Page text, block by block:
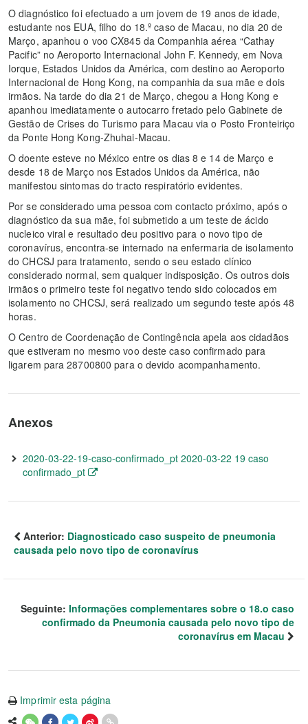
O diagnóstico foi efectuado a um jovem de 19 anos de idade,
estudante nos EUA, filho do 18.º caso de Macau, no dia 20 de
Março, apanhou o voo CX845 da Companhia aérea “Cathay
Pacific” no Aeroporto Internacional John F. Kennedy, em Nova
Iorque, Estados Unidos da América, com destino ao Aeroporto
Internacional de Hong Kong, na companhia da sua mãe e dois
irmãos. Na tarde do dia 21 de Março, chegou a Hong Kong e
apanhou imediatamente o autocarro fretado pelo Gabinete de
Gestão de Crises do Turismo para Macau via o Posto Fronteiriço
da Ponte Hong Kong-Zhuhai-Macau.
O doente esteve no México entre os dias 8 e 14 de Março e
desde 18 de Março nos Estados Unidos da América, não
manifestou sintomas do tracto respiratório evidentes.
Por se considerado uma pessoa com contacto próximo, após o
diagnóstico da sua mãe, foi submetido a um teste de ácido
nucleico viral e resultado deu positivo para o novo tipo de
coronavírus, encontra-se internado na enfermaria de isolamento
do CHCSJ para tratamento, sendo o seu estado clínico
considerado normal, sem qualquer indisposição. Os outros dois
irmãos o primeiro teste foi negativo tendo sido colocados em
isolamento no CHCSJ, será realizado um segundo teste após 48
horas.
O Centro de Coordenação de Contingência apela aos cidadãos
que estiveram no mesmo voo deste caso confirmado para
ligarem para 28700800 para o devido acompanhamento.
Anexos
2020-03-22-19-caso-confirmado_pt 2020-03-22 19 caso
confirmado_pt
Anterior: Diagnosticado caso suspeito de pneumonia
causada pelo novo tipo de coronavírus
Seguinte: Informações complementares sobre o 18.o caso
confirmado da Pneumonia causada pelo novo tipo de
coronavírus em Macau
Imprimir esta página